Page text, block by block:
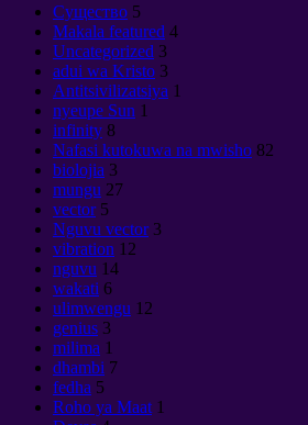
Cущество 5
Makala featured 4
Uncategorized 3
adui wa Kristo 3
Antitsivilizatsiya 1
nyeupe Sun 1
infinity 8
Nafasi kutokuwa na mwisho 82
biolojia 3
mungu 27
vector 5
Nguvu vector 3
vibration 12
nguvu 14
wakati 6
ulimwengu 12
genius 3
milima 1
dhambi 7
fedha 5
Roho ya Maat 1